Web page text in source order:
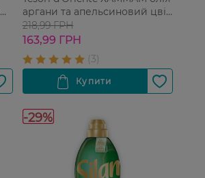
аргани та апельсиновий цвіт
760 мл
218,99 ГРН
163,99 ГРН
-29%